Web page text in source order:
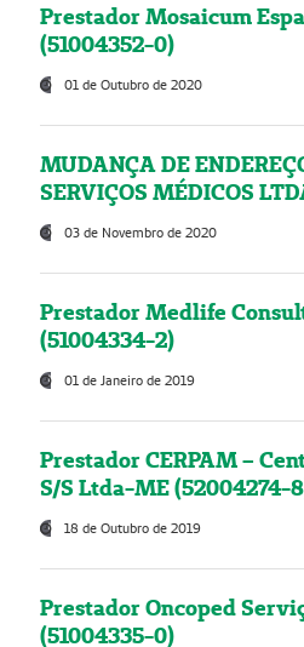
Prestador Mosaicum
(51004352-0)
01 de Outubro de 2020
MUDANÇA DE
SERVIÇOS MÉDICOS
03 de Novembro de 2020
Prestador Medlife
(51004334-2)
01 de Janeiro de 2019
Prestador CERPAM –
S/S Ltda-ME (52004274-
18 de Outubro de 2019
Prestador Oncoped
(51004335-0)